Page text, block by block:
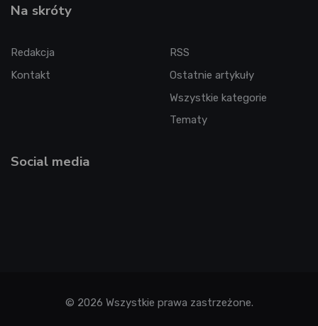
Na skróty
Redakcja
Kontakt
RSS
Ostatnie artykuły
Wszystkie kategorie
Tematy
Social media
© 2026 Wszystkie prawa zastrzeżone.